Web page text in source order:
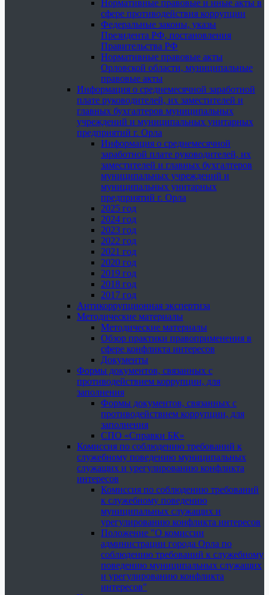
Нормативные правовые и иные акты в
сфере противодействия коррупции
Федеральные законы, указы
Президента РФ, постановления
Правительства РФ
Нормативные правовые акты
Орловской области, муниципальные
правовые акты
Информация о среднемесячной заработной
плате руководителей, их заместителей и
главных бухгалтеров муниципальных
учреждений и муниципальных унитарных
предприятий г. Орла
Информация о среднемесячной
заработной плате руководителей, их
заместителей и главных бухгалтеров
муниципальных учреждений и
муниципальных унитарных
предприятий г. Орла
2025 год
2024 год
2023 год
2022 год
2021 год
2020 год
2019 год
2018 год
2017 год
Антикоррупционная экспертиза
Методические материалы
Методические материалы
Обзор практики правоприменения в
сфере конфликта интересов
Документы
Формы документов, связанных с
противодействием коррупции, для
заполнения
Формы документов, связанных с
противодействием коррупции, для
заполнения
СПО «Справки БК»
Комиссия по соблюдению требований к
служебному поведению муниципальных
служащих и урегулированию конфликта
интересов
Комиссия по соблюдению требований
к служебному поведению
муниципальных служащих и
урегулированию конфликта интересов
Положение "О комиссии
администрации города Орла по
соблюдению требований к служебному
поведению муниципальных служащих
и урегулированию конфликта
интересов"